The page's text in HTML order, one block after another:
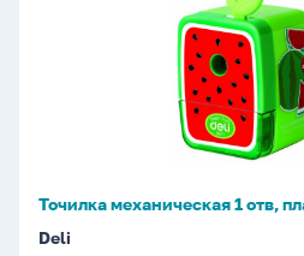
механическая
Точилка механическая 1 отв,
Deli